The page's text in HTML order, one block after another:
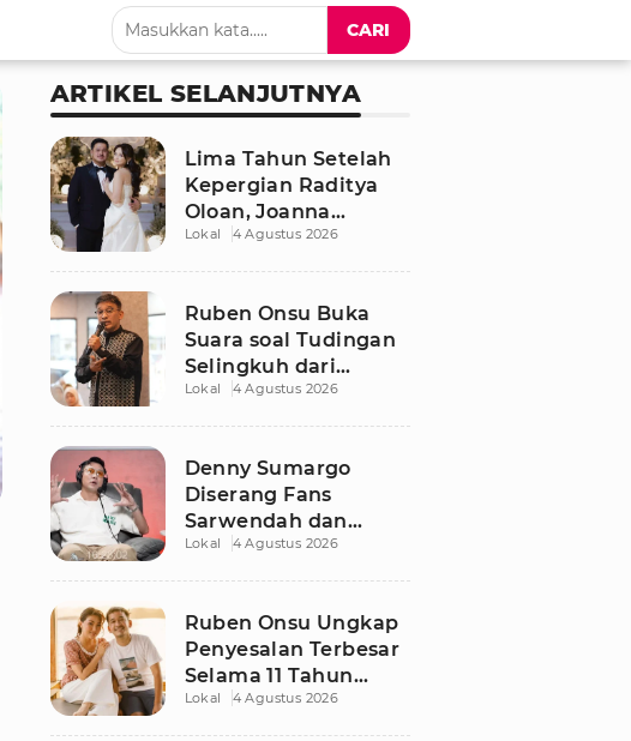
CARI
ARTIKEL SELANJUTNYA
Lima Tahun Setelah
Kepergian Raditya
Oloan, Joanna
Alexandra Kembali
Lokal 4 Agustus 2026
Ruben Onsu Buka
Suara soal Tudingan
Selingkuh dari
Sarwendah
Lokal 4 Agustus 2026
Denny Sumargo
Diserang Fans
Sarwendah dan
Ruben Onsu Usai
Lokal 4 Agustus 2026
Ruben Onsu Ungkap
Penyesalan Terbesar
Selama 11 Tahun
Nikahi Sarwendah
Lokal 4 Agustus 2026